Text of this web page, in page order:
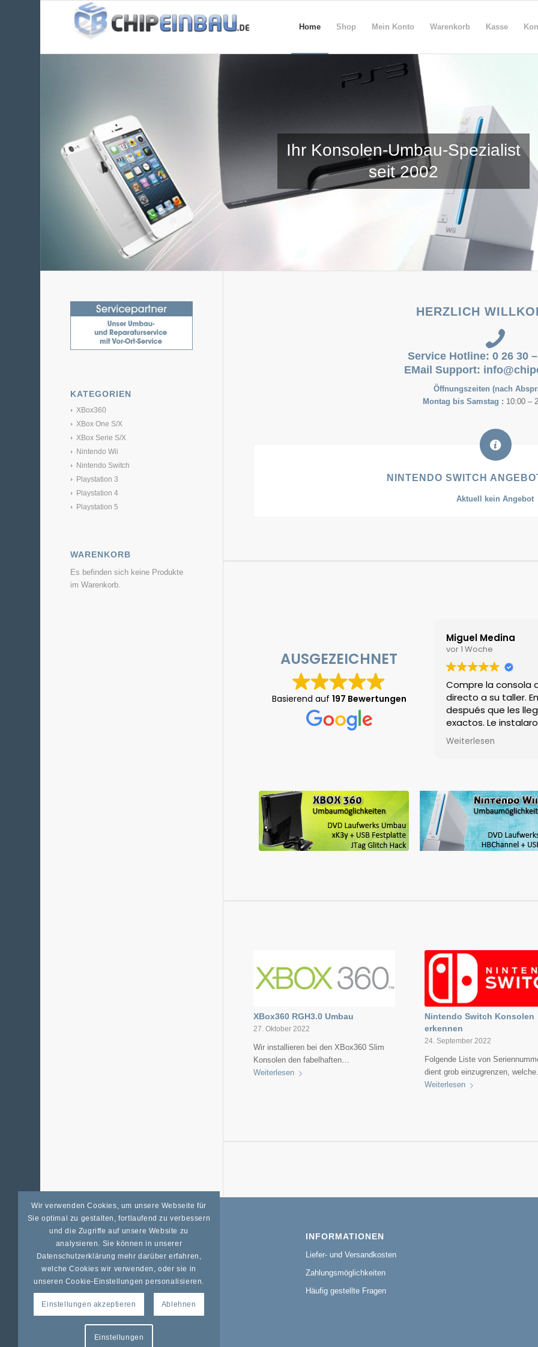
Home Shop Mein Konto Warenkorb Kasse
Ihr Konsolen-Umbau-Spezialist
seit 2002
HERZLICH
Service Hotline: 0 26 30
EMail Support:
Öffnungszeiten (nach
Montag bis Samstag : 10:00 –
NINTENDO SWITCH
Aktuell kein Angebot
AUSGEZEICHNET
Basierend auf 197 Bewertungen
Compre la consola directamente de
directo a su taller. En una semana
después que les llego ya la tenía en
exactos. Le instalaron el chip y ya
usándola y la consola se ha estado
excelente, me incluyeron un vidrio
XBox360 RGH3.0 Umbau
27. Oktober 2022
Wir installieren bei den XBox360 Slim
Konsolen den fabelhaften…
Weiterlesen
Nintendo Switch Konsolen
erkennen
24. September 2022
Folgende Liste von
dient grob einzugrenzen,
Weiterlesen
KATEGORIEN
XBox360
XBox One S/X
XBox Serie S/X
Nintendo Wii
Nintendo Switch
Playstation 3
Playstation 4
Playstation 5
WARENKORB
Es befinden sich keine Produkte
im Warenkorb.
ALLGEMEINES
Datenschutz
Impressum
Unsere AGB
INFORMATIONEN
Liefer- und Versandkosten
Zahlungsmöglichkeiten
Häufig gestellte Fragen
Wir verwenden Cookies, um unsere Webseite für
Sie optimal zu gestalten, fortlaufend zu verbessern
und die Zugriffe auf unsere Website zu
analysieren. Sie können in unserer
Datenschutzerklärung mehr darüber erfahren,
welche Cookies wir verwenden, oder sie in
unseren Cookie-Einstellungen personalisieren.
Einstellungen akzeptieren Ablehnen
Einstellungen